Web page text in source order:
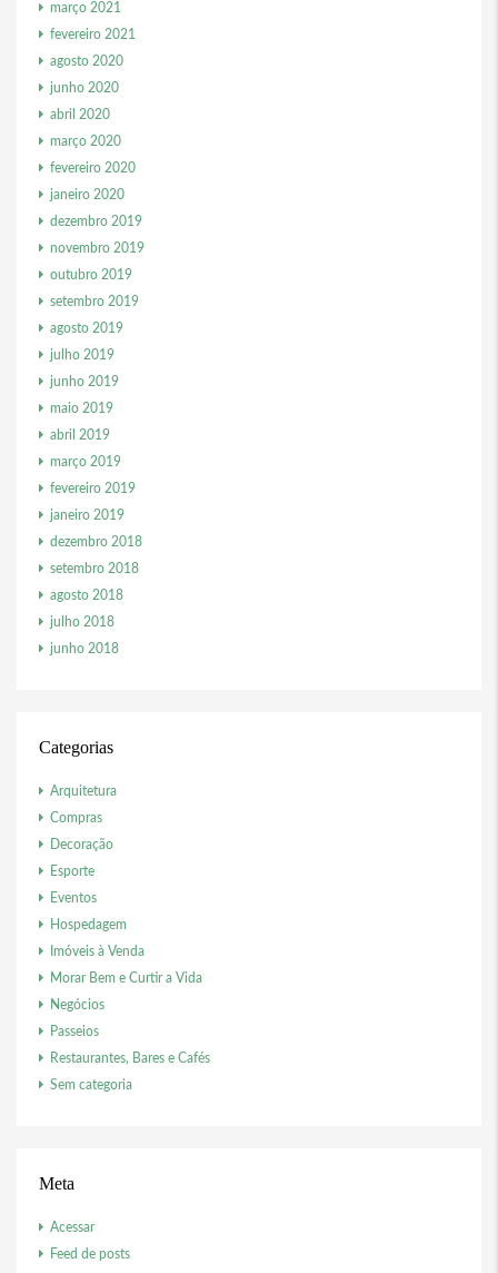
março 2021
fevereiro 2021
agosto 2020
junho 2020
abril 2020
março 2020
fevereiro 2020
janeiro 2020
dezembro 2019
novembro 2019
outubro 2019
setembro 2019
agosto 2019
julho 2019
junho 2019
maio 2019
abril 2019
março 2019
fevereiro 2019
janeiro 2019
dezembro 2018
setembro 2018
agosto 2018
julho 2018
junho 2018
Categorias
Arquitetura
Compras
Decoração
Esporte
Eventos
Hospedagem
Imóveis à Venda
Morar Bem e Curtir a Vida
Negócios
Passeios
Restaurantes, Bares e Cafés
Sem categoria
Meta
Acessar
Feed de posts